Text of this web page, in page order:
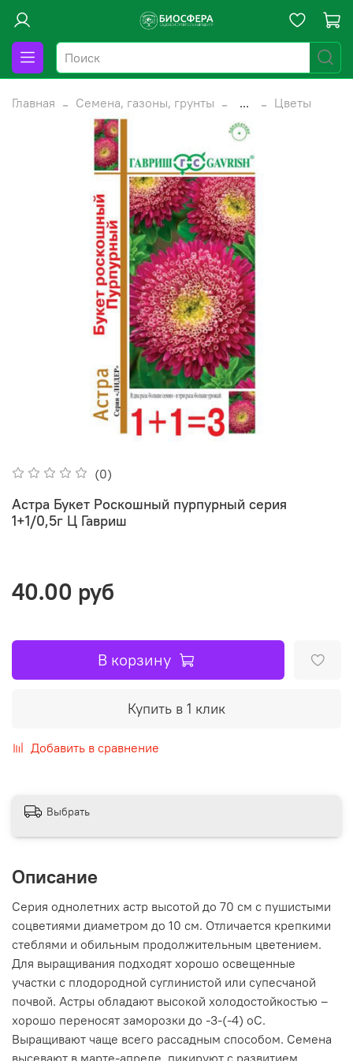
Главная Семена, газоны, грунты ... Цветы
(0)
Астра Букет Роскошный пурпурный серия
1+1/0,5г Ц Гавриш
40.00 руб
В корзину
Купить в 1 клик
Добавить в сравнение
Выбрать
Описание
Серия однолетних астр высотой до 70 см с пушистыми
соцветиями диаметром до 10 см. Отличается крепкими
стеблями и обильным продолжительным цветением.
Для выращивания подходят хорошо освещенные
участки с плодородной суглинистой или супесчаной
почвой. Астры обладают высокой холодостойкостью –
хорошо переносят заморозки до -3-(-4) оС.
Выращивают чаще всего рассадным способом. Семена